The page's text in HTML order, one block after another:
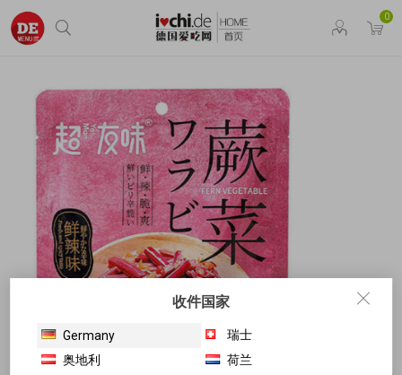
0
收件国家
Germany
瑞士
奥地利
荷兰